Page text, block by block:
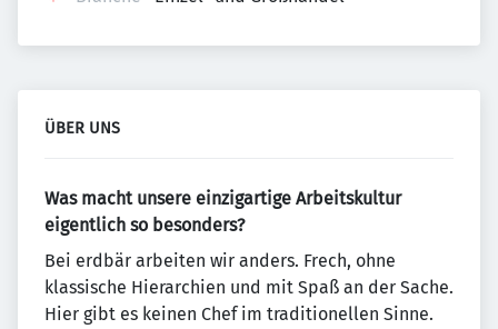
ÜBER UNS
Was macht unsere einzigartige Arbeitskultur
eigentlich so besonders?
Bei erdbär arbeiten wir anders. Frech, ohne
klassische Hierarchien und mit Spaß an der Sache.
Hier gibt es keinen Chef im traditionellen Sinne.